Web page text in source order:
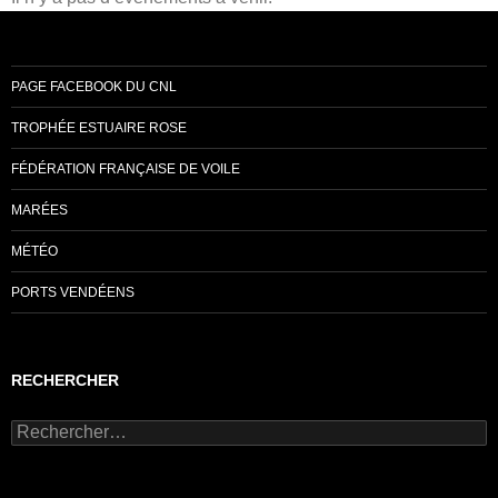
PAGE FACEBOOK DU CNL
TROPHÉE ESTUAIRE ROSE
FÉDÉRATION FRANÇAISE DE VOILE
MARÉES
MÉTÉO
PORTS VENDÉENS
RECHERCHER
Rechercher :